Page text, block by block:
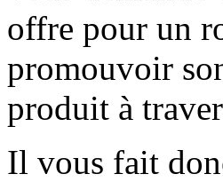
offre pour un
promouvoir
produit à
Il vous fait